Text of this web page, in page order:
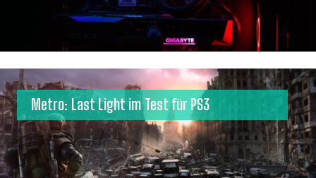
Metro: Last Light im Test für PS3